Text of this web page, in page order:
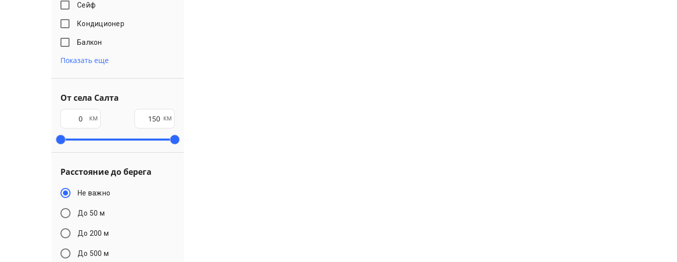
Сейф
Кондиционер
Балкон
Показать еще
От села Салта
км км
Расстояние до берега
Не важно
До 50 м
До 200 м
До 500 м